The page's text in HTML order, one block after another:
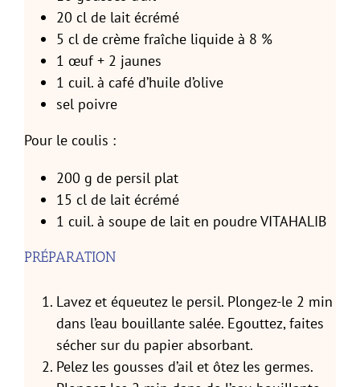
20 cl de lait écrémé
5 cl de crème fraîche liquide à 8 %
1 œuf + 2 jaunes
1 cuil. à café d’huile d’olive
sel poivre
Pour le coulis :
200 g de persil plat
15 cl de lait écrémé
1 cuil. à soupe de lait en poudre VITAHALIB
PRÉPARATION
Lavez et équeutez le persil. Plongez-le 2 min
dans l’eau bouillante salée. Egouttez, faites
sécher sur du papier absorbant.
Pelez les gousses d’ail et ôtez les germes.